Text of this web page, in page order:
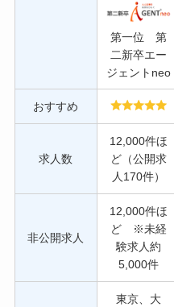
第一位 第
二新卒エー
ジェントneo
おすすめ
求人数
12,000件ほ
ど（公開求
人170件）
非公開求人
12,000件ほ
ど ※未経
験求人約
5,000件
東京、大